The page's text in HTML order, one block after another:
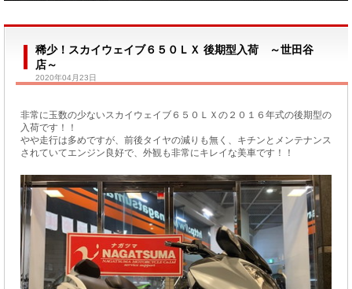
稀少！スカイウェイブ６５０ＬＸ 後期型入荷 ～世田谷
店～
2020年04月23日
非常に玉数の少ないスカイウェイブ６５０ＬＸの２０１６年式の後期型の
入荷です！！
やや走行は多めですが、前後タイヤの減りも無く、キチンとメンテナンス
されていてエンジン良好で、外観も非常にキレイな美車です！！